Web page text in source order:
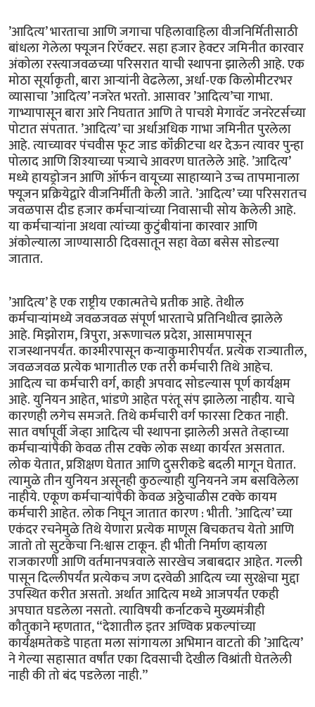
’आदित्य’ भारताचा आणि जगाचा पहिलावाहिला वीजनिर्मितीसाठी
बांधला गेलेला फ्यूजन रिऍक्टर. सहा हजार हेक्टर जमिनीत कारवार
अंकोला रस्त्याजवळच्या परिसरात याची स्थापना झालेली आहे. एक
मोठा सूर्याकृती, बारा आर्‍यांनी वेढलेला, अर्धा-एक किलोमीटरभर
व्यासाचा ’आदित्य’ नजरेत भरतो. आसावर ’आदित्य’चा गाभा.
गाभ्यापासून बारा आरे निघतात आणि ते पाचशे मेगावॅट जनरेटर्सच्या
पोटात संपतात. ’आदित्य’ चा अर्धाअधिक गाभा जमिनीत पुरलेला
आहे. त्याच्यावर पंचवीस फूट जाड कॉंक्रीटचा थर देऊन त्यावर पुन्हा
पोलाद आणि शिश्याच्या पत्र्याचे आवरण घातलेले आहे. ’आदित्य’
मध्ये हायड्रोजन आणि ऑर्फन वायूच्या साहाय्याने उच्च तापमानाला
फ्यूजन प्रक्रियेद्वारे वीजनिर्मीती केली जाते. ’आदित्य’ च्या परिसरातच
जवळपास दीड हजार कर्मचार्‍यांच्या निवासाची सोय केलेली आहे.
या कर्मचार्‍यांना अथवा त्यांच्या कुटुंबीयांना कारवार आणि
अंकोल्याला जाण्यासाठी दिवसातून सहा वेळा बसेस सोडल्या
जातात.
’आदित्य’ हे एक राष्ट्रीय एकात्मतेचे प्रतीक आहे. तेथील
कर्मचार्‍यांमध्ये जवळजवळ संपूर्ण भारताचे प्रतिनिधीत्व झालेले
आहे. मिझोराम, त्रिपुरा, अरूणाचल प्रदेश, आसामपासून
राजस्थानपर्यंत. काश्मीरपासून कन्याकुमारीपर्यंत. प्रत्येक राज्यातील,
जवळजवळ प्रत्येक भागातील एक तरी कर्मचारी तिथे आहेच.
आदित्य चा कर्मचारी वर्ग, काही अपवाद सोडल्यास पूर्ण कार्यक्षम
आहे. युनियन आहेत, भांडणे आहेत परंतू संप झालेला नाहीय. याचे
कारणही लगेच समजते. तिथे कर्मचारी वर्ग फारसा टिकत नाही.
सात वर्षापूर्वी जेव्हा आदित्य ची स्थापना झालेली असते तेव्हाच्या
कर्मचार्‍यांपैकी केवळ तीस टक्के लोक सध्या कार्यरत असतात.
लोक येतात, प्रशिक्षण घेतात आणि दुसरीकडे बदली मागून घेतात.
त्यामुळे तीन युनियन असूनही कुठल्याही युनियनने जम बसविलेला
नाहीये. एकूण कर्मचार्‍यांपैकी केवळ अठ्ठेचाळीस टक्के कायम
कर्मचारी आहेत. लोक निघून जातात कारण : भीती. ’आदित्य’ च्या
एकंदर रचनेमुळे तिथे येणारा प्रत्येक माणूस बिचकतच येतो आणि
जातो तो सुटकेचा नि:श्वास टाकून. ही भीती निर्माण व्हायला
राजकारणी आणि वर्तमानपत्रवाले सारखेच जबाबदार आहेत. गल्ली
पासून दिल्लीपर्यंत प्रत्येकच जण दरवेळी आदित्य च्या सुरक्षेचा मुद्दा
उपस्थित करीत असतो. अर्थात आदित्य मध्ये आजपर्यंत एकही
अपघात घडलेला नसतो. त्याविषयी कर्नाटकचे मुख्यमंत्रीही
कौतुकाने म्हणतात, “देशातील इतर अण्विक प्रकल्पांच्या
कार्यक्षमतेकडे पाहता मला सांगायला अभिमान वाटतो की ’आदित्य’
ने गेल्या सहासात वर्षांत एका दिवसाची देखील विश्रांती घेतलेली
नाही की तो बंद पडलेला नाही.”